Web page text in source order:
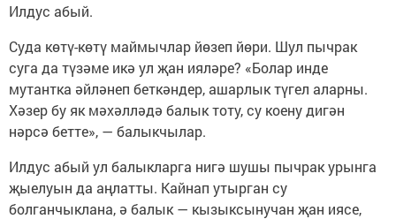
Илдус абый.
Суда көтү-көтү маймычлар йөзеп йөри. Шул пычрак
суга да түзәме икә ул җан ияләре? «Болар инде
мутантка әйләнеп беткәндер, ашарлык түгел аларны.
Хәзер бу як мәхәлләдә балык тоту, су коену дигән
нәрсә бетте», — балыкчылар.
Илдус абый ул балыкларга нигә шушы пычрак урынга
җыелуын да аңлатты. Кайнап утырган су
болганчыклана, ә балык — кызыксынучан җан иясе,